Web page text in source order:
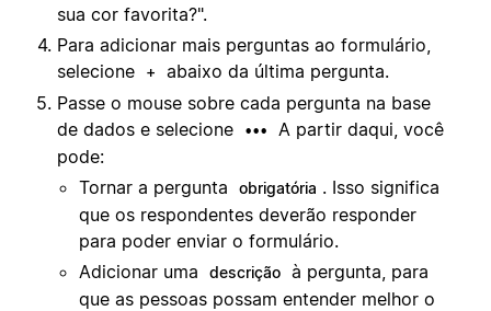
sua cor favorita?".
Para adicionar mais perguntas ao formulário,
selecione
+
abaixo da última pergunta.
Passe o mouse sobre cada pergunta na base
de dados e selecione
•••
A partir daqui, você
pode:
Tornar a pergunta
obrigatória . Isso significa
que os respondentes deverão responder
para poder enviar o formulário.
Adicionar uma
descrição à pergunta, para
que as pessoas possam entender melhor o